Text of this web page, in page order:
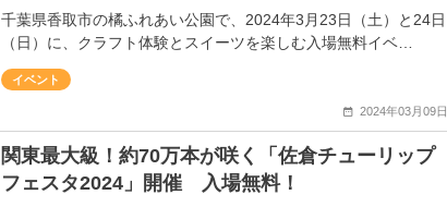
千葉県香取市の橘ふれあい公園で、2024年3月23日（土）と24日
（日）に、クラフト体験とスイーツを楽しむ入場無料イベ…
イベント
2024年03月09日
関東最大級！約70万本が咲く「佐倉チューリップ
フェスタ2024」開催 入場無料！